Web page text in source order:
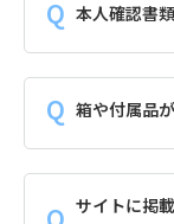
本人確認書
箱や付属品
サイトに掲